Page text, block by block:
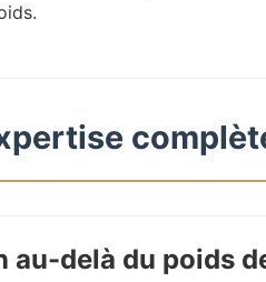
delà du poids